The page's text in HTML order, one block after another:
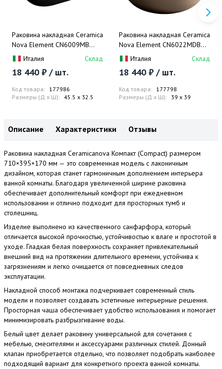
Раковина накладная Ceramica
Nova Element CN6009MB
45.5x32.5 (черный матовый),
Италия Склад
18 440 ₽ / шт.
Код товара: 177986
Размеры (Д x Ш): 45.5 x 32.5
Раковина накладная Ceramica
Nova Element CN6022MDB
39x39 (темно-коричневый),
Италия Склад
18 440 ₽ / шт.
Код товара: 177798
Размеры (Д x Ш): 39 x 39
Описание Характеристики Отзывы
Раковина накладная Ceramicanova Компакт (Compact) размером
710×395×170 мм — это современная модель с лаконичным
дизайном, которая станет гармоничным дополнением интерьера
ванной комнаты. Благодаря увеличенной ширине раковина
обеспечивает дополнительный комфорт при ежедневном
использовании и отлично подходит для просторных тумб и
столешниц.
Изделие выполнено из качественного санфарфора, который
отличается высокой прочностью, устойчивостью к влаге и простотой в
уходе. Гладкая белая поверхность сохраняет привлекательный
внешний вид на протяжении длительного времени, устойчива к
загрязнениям и легко очищается от повседневных следов
эксплуатации.
Накладной способ монтажа подчеркивает современный стиль
модели и позволяет создавать эстетичные интерьерные решения.
Просторная чаша обеспечивает удобство использования и помогает
минимизировать разбрызгивание воды.
Белый цвет делает раковину универсальной для сочетания с
мебелью, смесителями и аксессуарами различных стилей. Донный
клапан приобретается отдельно, что позволяет подобрать наиболее
подходящий вариант для конкретного проекта ванной комнаты.